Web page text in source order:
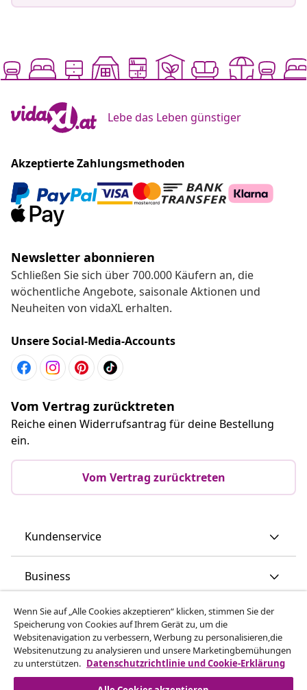
Lebe das Leben günstiger
Akzeptierte Zahlungsmethoden
Newsletter abonnieren
Schließen Sie sich über 700.000 Käufern an, die
wöchentliche Angebote, saisonale Aktionen und
Neuheiten von vidaXL erhalten.
Unsere Social-Media-Accounts
Vom Vertrag zurücktreten
Reiche einen Widerrufsantrag für deine Bestellung
ein.
Vom Vertrag zurücktreten
Kundenservice
Business
vidaXL
Mehr entdecken
Wenn Sie auf „Alle Cookies akzeptieren“ klicken, stimmen Sie der
Speicherung von Cookies auf Ihrem Gerät zu, um die
Websitenavigation zu verbessern, Werbung zu personalisieren,die
Websitenutzung zu analysieren und unsere Marketingbemühungen
zu unterstützen. Datenschutzrichtlinie und Cookie-Erklärung